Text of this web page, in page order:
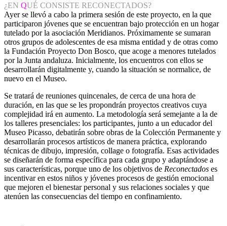
¿EN QUÉ CONSISTE RECONECTADOS?
Ayer se llevó a cabo la primera sesión de este proyecto, en la que
participaron jóvenes que se encuentran bajo protección en un hogar
tutelado por la asociación Meridianos. Próximamente se sumaran
otros grupos de adolescentes de esa misma entidad y de otras como
la Fundación Proyecto Don Bosco, que acoge a menores tutelados
por la Junta andaluza. Inicialmente, los encuentros con ellos se
desarrollarán digitalmente y, cuando la situación se normalice, de
nuevo en el Museo.
Se tratará de reuniones quincenales, de cerca de una hora de
duración, en las que se les propondrán proyectos creativos cuya
complejidad irá en aumento. La metodología será semejante a la de
los talleres presenciales: los participantes, junto a un educador del
Museo Picasso, debatirán sobre obras de la Colección Permanente y
desarrollarán procesos artísticos de manera práctica, explorando
técnicas de dibujo, impresión, collage o fotografía. Esas actividades
se diseñarán de forma específica para cada grupo y adaptándose a
sus características, porque uno de los objetivos de Reconectados es
incentivar en estos niños y jóvenes procesos de gestión emocional
que mejoren el bienestar personal y sus relaciones sociales y que
atenúen las consecuencias del tiempo en confinamiento.